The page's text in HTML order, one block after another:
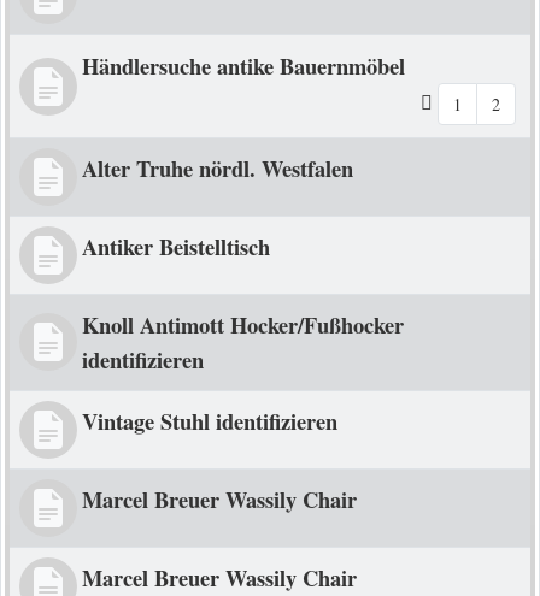
Händlersuche antike Bauernmöbel
1 2
Alter Truhe nördl. Westfalen
Antiker Beistelltisch
Knoll Antimott Hocker/Fußhocker
identifizieren
Vintage Stuhl identifizieren
Marcel Breuer Wassily Chair
Marcel Breuer Wassily Chair